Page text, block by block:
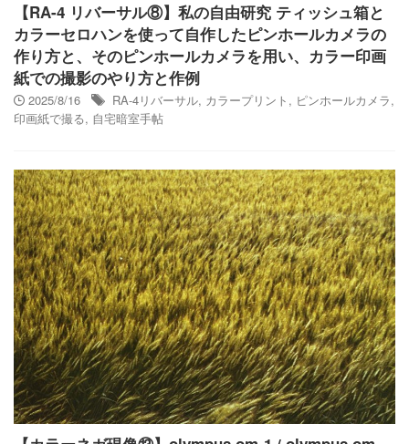
【RA-4 リバーサル⑧】私の自由研究 ティッシュ箱と
カラーセロハンを使って自作したピンホールカメラの
作り方と、そのピンホールカメラを用い、カラー印画
紙での撮影のやり方と作例
2025/8/16 RA-4リバーサル, カラープリント , ピンホールカメラ,
印画紙で撮る, 自宅暗室手帖